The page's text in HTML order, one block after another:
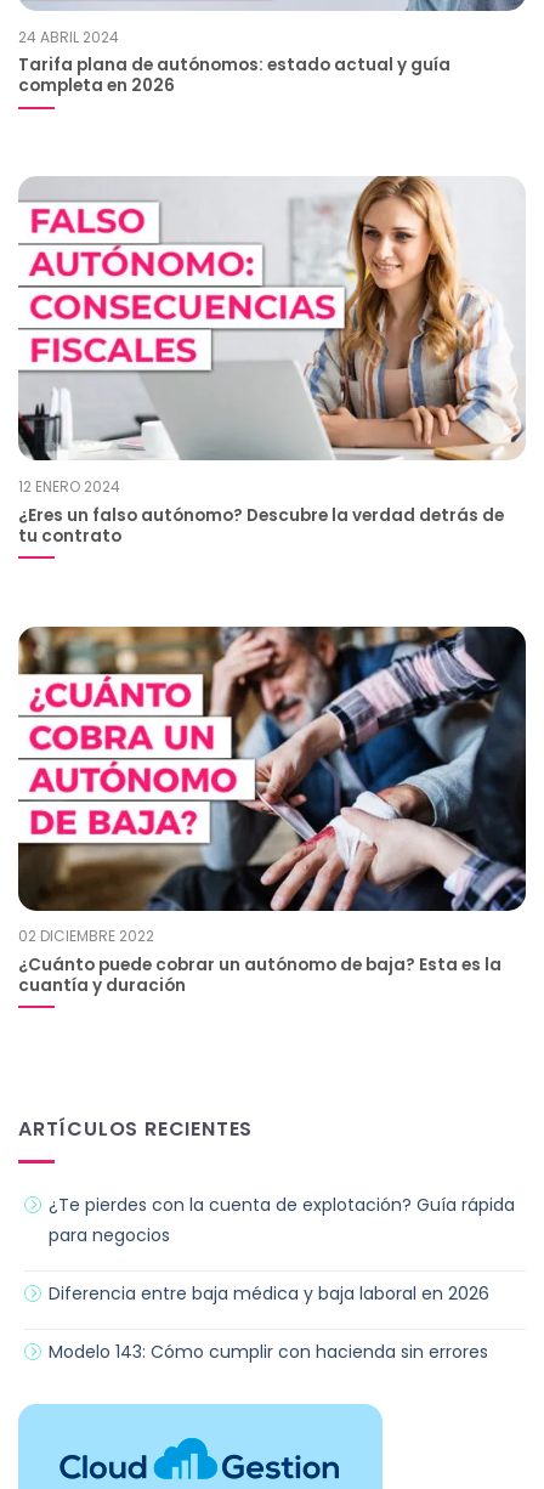
24 ABRIL 2024
Tarifa plana de autónomos: estado actual y guía
completa en 2026
12 ENERO 2024
¿Eres un falso autónomo? Descubre la verdad detrás de
tu contrato
02 DICIEMBRE 2022
¿Cuánto puede cobrar un autónomo de baja? Esta es la
cuantía y duración
ARTÍCULOS RECIENTES
¿Te pierdes con la cuenta de explotación? Guía rápida
para negocios
Diferencia entre baja médica y baja laboral en 2026
Modelo 143: Cómo cumplir con hacienda sin errores